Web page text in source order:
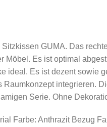
GUMA. Das
Möbel. Es ist optimal
ideal. Es ist dezent sowie
integrieren.
Serie. Ohne
Farbe: Anthrazit Bezug